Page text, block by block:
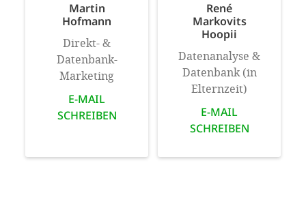
Martin
Hofmann
Direkt- &
Datenbank-
Marketing
E-MAIL
SCHREIBEN
René
Markovits
Hoopii
Datenanalyse &
Datenbank (in
Elternzeit)
E-MAIL
SCHREIBEN